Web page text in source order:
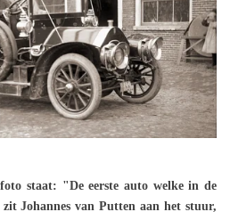
staat: "De eerste auto welke in de
Johannes van Putten aan het stuur,